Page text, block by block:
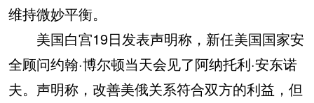
维持微妙平衡。
美国白宫19日发表声明称，新任美国国家安
全顾问约翰·博尔顿当天会见了阿纳托利·安东诺
夫。声明称，改善美俄关系符合双方的利益，但